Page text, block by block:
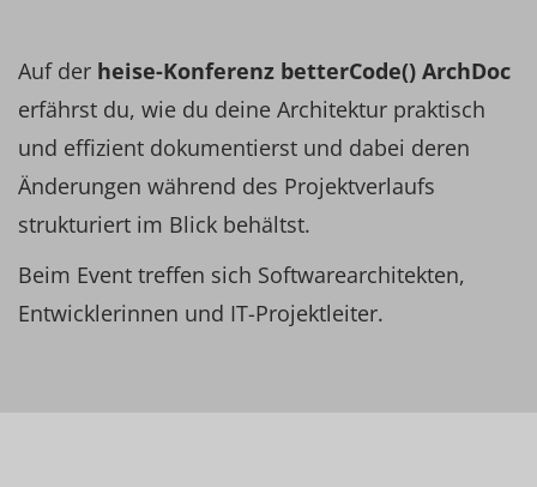
Auf der heise-Konferenz betterCode() ArchDoc
erfährst du, wie du deine Architektur praktisch
und effizient dokumentierst und dabei deren
Änderungen während des Projektverlaufs
strukturiert im Blick behältst.
Beim Event treffen sich Softwarearchitekten,
Entwicklerinnen und IT-Projektleiter.